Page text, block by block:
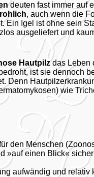
deuten fast immer auf
, auch wenn die
Ein Igel ist ohne sein
ausgeliefert und
Hautpilzdas Leben
ist sie dennoch
Denn
wie
den Menschen
»auf einen Blick«
aufwändig und relativ